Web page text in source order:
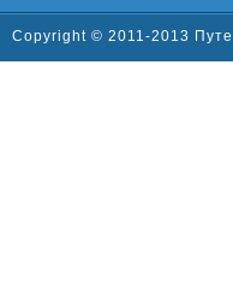
Copyright © 2011-2013